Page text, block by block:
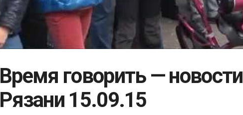
Время говорить — новости
Рязани 15.09.15